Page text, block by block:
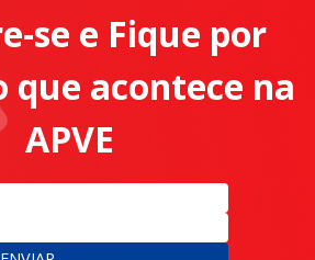
se e Fique por
que acontece na
APVE